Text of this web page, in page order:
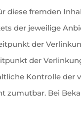
diese fremden
der jeweilige
der
der
Kontrolle der
zumutbar. Bei